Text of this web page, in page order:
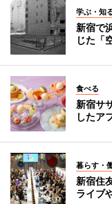
学ぶ・知
新宿で
じた「
食べる
新宿サ
したア
暮らす・
新宿住
ライブ